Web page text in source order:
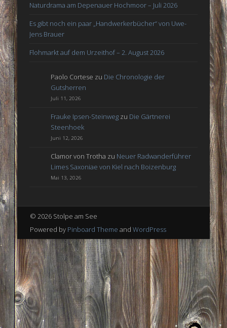
Naturdrama am Depenauer Hochmoor – Juli 2026
Es gibt noch ein paar „Handwerkerbücher“ von Uwe-
Jens Brauer
Flohmarkt auf dem Urzeithof – 2. August 2026
Paolo Cortese zu Die Chronologie der
Gutsherren
Juli 11, 2026
Frauke Ipsen-Steinweg zu Die Gärtnerei
Steenhoek
Juni 12, 2026
Clamor von Trotha zu Neuer Radwanderführer
Limes Saxoniae von Kiel nach Boizenburg
Mai 13, 2026
© 2026 Stolpe am See
Powered by Pinboard Theme and WordPress